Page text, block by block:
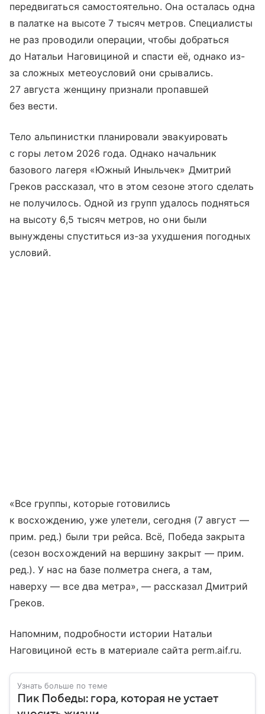
передвигаться самостоятельно. Она осталась одна
в палатке на высоте 7 тысяч метров. Специалисты
не раз проводили операции, чтобы добраться
до Натальи Наговициной и спасти её, однако из-
за сложных метеоусловий они срывались.
27 августа женщину признали пропавшей
без вести.
Тело альпинистки планировали эвакуировать
с горы летом 2026 года. Однако начальник
базового лагеря «Южный Иныльчек» Дмитрий
Греков рассказал, что в этом сезоне этого сделать
не получилось. Одной из групп удалось подняться
на высоту 6,5 тысяч метров, но они были
вынуждены спуститься из-за ухудшения погодных
условий.
«Все группы, которые готовились
к восхождению, уже улетели, сегодня (7 август —
прим. ред.) были три рейса. Всё, Победа закрыта
(сезон восхождений на вершину закрыт — прим.
ред.). У нас на базе полметра снега, а там,
наверху — все два метра», — рассказал Дмитрий
Греков.
Напомним, подробности истории Натальи
Наговициной есть в материале сайта perm.aif.ru.
Узнать больше по теме
Пик Победы: гора, которая не устает